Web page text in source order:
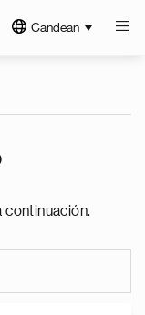
Candean
continuación.